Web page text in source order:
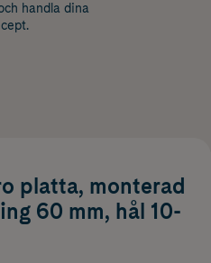
handla dina
platta, monterad
60 mm, hål 10-